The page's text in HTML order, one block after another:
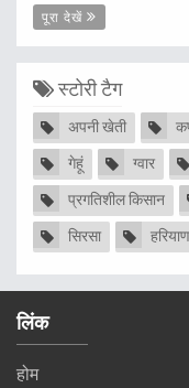
पूरा देखें
स्टोरी टैग
अपनी खेती
गेहूं
ग्वार
प्रगतिशील किसान
सिरसा
लिंक
होम